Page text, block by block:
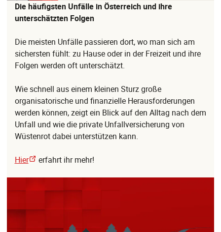
Die häufigsten Unfälle in Österreich und ihre
unterschätzten Folgen
Die meisten Unfälle passieren dort, wo man sich am
sichersten fühlt: zu Hause oder in der Freizeit und ihre
Folgen werden oft unterschätzt.
Wie schnell aus einem kleinen Sturz große
organisatorische und finanzielle Herausforderungen
werden können, zeigt ein Blick auf den Alltag nach dem
Unfall und wie die private Unfallversicherung von
Wüstenrot dabei unterstützen kann.
Hier erfahrt ihr mehr!